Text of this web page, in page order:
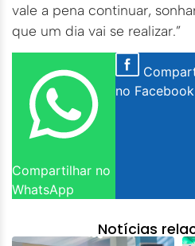
vale a pena continuar,
que um dia vai se realizar.”
Compartilhar no
WhatsApp
no Facebook
Notícias